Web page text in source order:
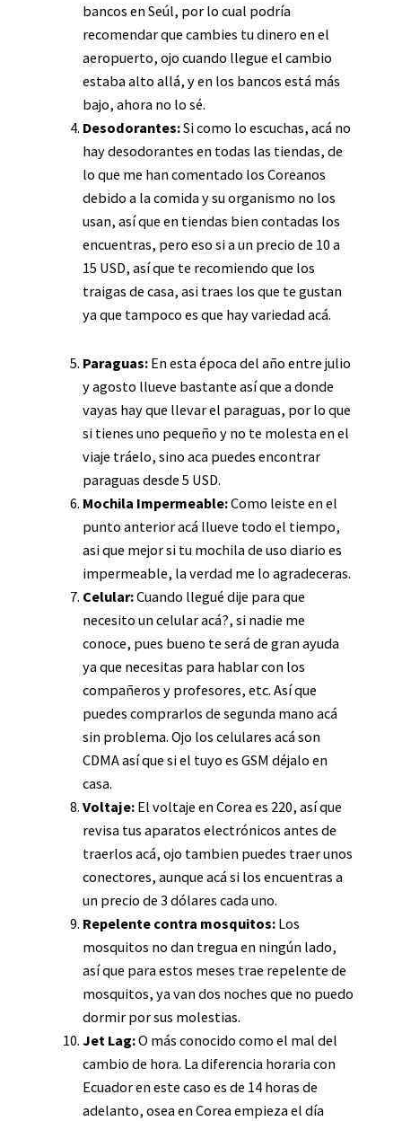
bancos en Seúl, por lo cual podría
recomendar que cambies tu dinero en el
aeropuerto, ojo cuando llegue el cambio
estaba alto allá, y en los bancos está más
bajo, ahora no lo sé.
Desodorantes:Si como lo escuchas, acá no
hay desodorantes en todas las tiendas, de
lo que me han comentado los Coreanos
debido a la comida y su organismo no los
usan, así que en tiendas bien contadas los
encuentras, pero eso si a un precio de 10 a
15 USD, así que te recomiendo que los
traigas de casa, asi traes los que te gustan
ya que tampoco es que hay variedad acá.
Paraguas: En esta época del año entre julio
y agosto llueve bastante así que a donde
vayas hay que llevar el paraguas, por lo que
si tienes uno pequeño y no te molesta en el
viaje tráelo, sino aca puedes encontrar
paraguas desde 5 USD.
Mochila Impermeable:Como leiste en el
punto anterior acá llueve todo el tiempo,
asi que mejor si tu mochila de uso diario es
impermeable, la verdad me lo agradeceras.
Celular:Cuando llegué dije para que
necesito un celular acá?, si nadie me
conoce, pues bueno te será de gran ayuda
ya que necesitas para hablar con los
compañeros y profesores, etc. Así que
puedes comprarlos de segunda mano acá
sin problema. Ojo los celulares acá son
CDMA así que si el tuyo es GSM déjalo en
casa.
Voltaje: El voltaje en Corea es 220, así que
revisa tus aparatos electrónicos antes de
traerlos acá, ojo tambien puedes traer unos
conectores, aunque acá si los encuentras a
un precio de 3 dólares cada uno.
Repelente contra mosquitos: Los
mosquitos no dan tregua en ningún lado,
así que para estos meses trae repelente de
mosquitos, ya van dos noches que no puedo
dormir por sus molestias.
Jet Lag:O más conocido como el mal del
cambio de hora. La diferencia horaria con
Ecuador en este caso es de 14 horas de
adelanto, osea en Corea empieza el día